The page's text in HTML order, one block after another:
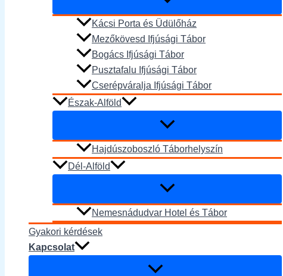
Kácsi Porta és Üdülőház
Mezőkövesd Ifjúsági Tábor
Bogács Ifjúsági Tábor
Pusztafalu Ifjúsági Tábor
Cserépváralja Ifjúsági Tábor
Észak-Alföld
Hajdúszoboszló Táborhelyszín
Dél-Alföld
Nemesnádudvar Hotel és Tábor
Gyakori kérdések
Kapcsolat